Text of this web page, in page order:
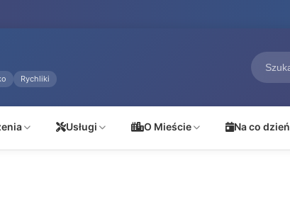
Rychliki
Usługi O Mieście Na co dzień